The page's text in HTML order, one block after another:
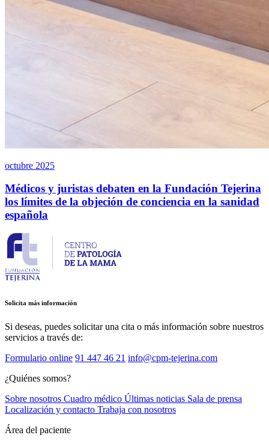
octubre 2025
Médicos y juristas debaten en la Fundación Tejerina
los límites de la objeción de conciencia en la sanidad
española
Solicita más información
Si deseas, puedes solicitar una cita o más información sobre nuestros
servicios a través de:
Formulario online 91 447 46 21 info@cpm-tejerina.com
¿Quiénes somos?
Sobre nosotros Cuadro médico Últimas noticias Sala de prensa
Localización y contacto Trabaja con nosotros
Área del paciente